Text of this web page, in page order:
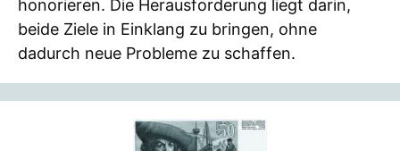
honorieren. Die Herausforderung liegt darin,
beide Ziele in Einklang zu bringen, ohne
dadurch neue Probleme zu schaffen.